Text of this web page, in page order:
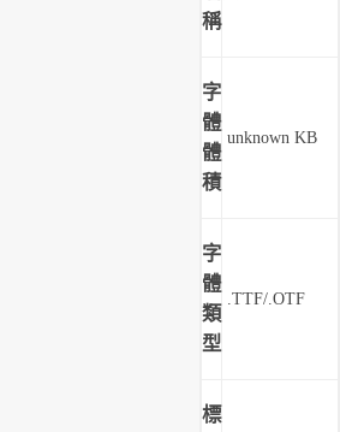
稱
字
體
體
積
unknown KB
字
體
類
型
.TTF/.OTF
標